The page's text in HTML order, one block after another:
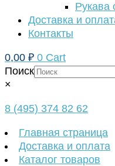
Рукава
Доставка и
Контакты
0,00 ₽ 0 Cart
Поиск
×
8 (495) 374 82 62
Главная страница
Доставка и оплата
Каталог товаров